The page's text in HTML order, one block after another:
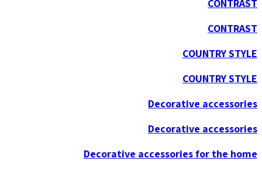
CONTRAST
CONTRAST
COUNTRY STYLE
COUNTRY STYLE
Decorative accessories
Decorative accessories
Decorative accessories for the home